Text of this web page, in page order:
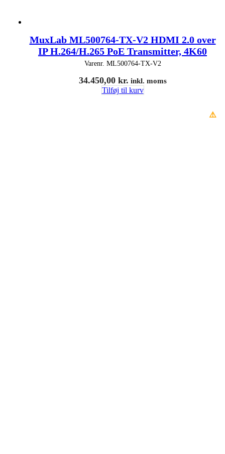
MuxLab ML500764-TX-V2 HDMI 2.0 over
IP H.264/H.265 PoE Transmitter, 4K60
Varenr. ML500764-TX-V2
34.450,00 kr. inkl. moms
Tilføj til kurv
⚠️